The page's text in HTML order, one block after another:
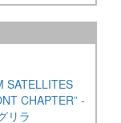
SATELLITES
CHAPTER” -
リラ